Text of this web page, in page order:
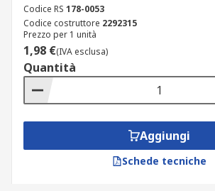
Codice RS 178-0053
Codice costruttore 2292315
Prezzo per 1 unità
1,98 €(IVA esclusa)
Quantità
Aggiungi
Schede tecniche